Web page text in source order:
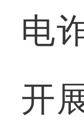
电
开